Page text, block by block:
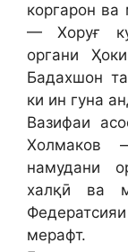
коргарон
— Хоруғ
органи
Бадахшон
ки ин гуна
Вазифаи
Холмаков
намудани
халқӣ ва
мерафт.